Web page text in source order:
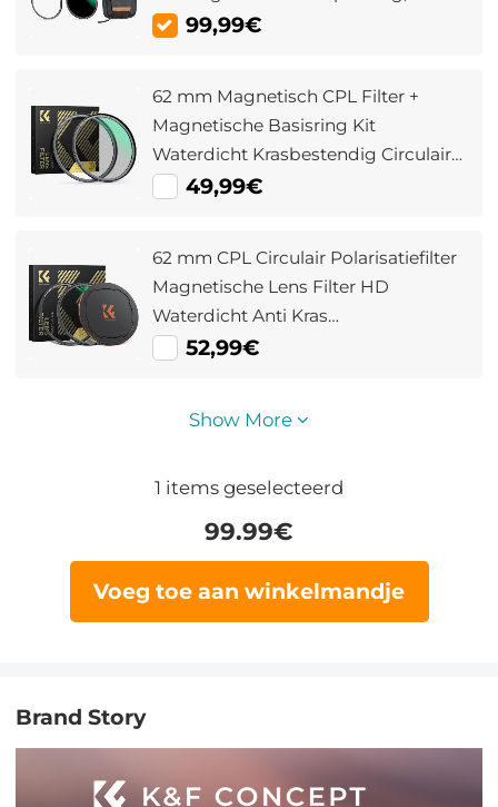
Xcel Serie Snelwisselsysteem
99,99€
62 mm Magnetisch CPL Filter +
Magnetische Basisring Kit
Waterdicht Krasbestendig Circulair
Polarisatiefilter Met 28 Multi
49,99€
62 mm CPL Circulair Polarisatiefilter
Magnetische Lens Filter HD
Waterdicht Anti Kras
Antireflecterend Nano Xcel Serie
52,99€
Show More
1 items geselecteerd
99.99€
Voeg toe aan winkelmandje
Brand Story